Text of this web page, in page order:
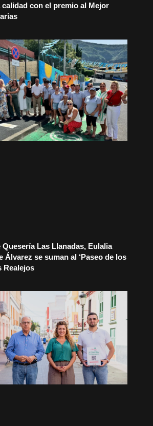
con el premio al Mejor
Quesería Las Llanadas, Eulalia
Álvarez se suman al ‘Paseo de los
Realejos